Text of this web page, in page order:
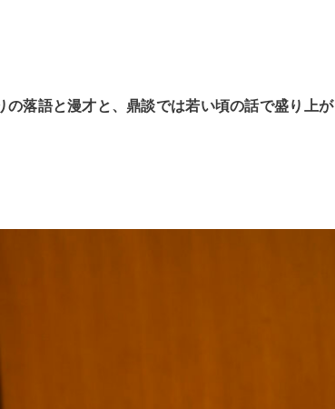
の落語と漫才と、鼎談では若い頃の話で盛り上が